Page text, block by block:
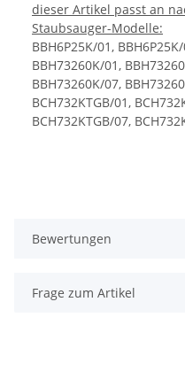
dieser Artikel passt an
Staubsauger-Modelle:
BBH6P25K/01,
BBH73260K/01,
BBH73260K/07,
BCH732KTGB/01,
BCH732KTGB/07,
Bewertungen
Frage zum Artikel